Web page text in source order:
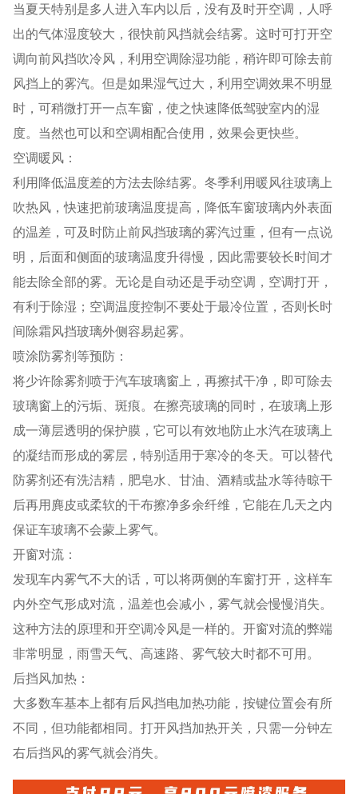
当夏天特别是多人进入车内以后，没有及时开空调，人呼
出的气体湿度较大，很快前风挡就会结雾。这时可打开空
调向前风挡吹冷风，利用空调除湿功能，稍许即可除去前
风挡上的雾汽。但是如果湿气过大，利用空调效果不明显
时，可稍微打开一点车窗，使之快速降低驾驶室内的湿
度。当然也可以和空调相配合使用，效果会更快些。
空调暖风：
利用降低温度差的方法去除结雾。冬季利用暖风往玻璃上
吹热风，快速把前玻璃温度提高，降低车窗玻璃内外表面
的温差，可及时防止前风挡玻璃的雾汽过重，但有一点说
明，后面和侧面的玻璃温度升得慢，因此需要较长时间才
能去除全部的雾。无论是自动还是手动空调，空调打开，
有利于除湿；空调温度控制不要处于最冷位置，否则长时
间除霜风挡玻璃外侧容易起雾。
喷涂防雾剂等预防：
将少许除雾剂喷于汽车玻璃窗上，再擦拭干净，即可除去
玻璃窗上的污垢、斑痕。在擦亮玻璃的同时，在玻璃上形
成一薄层透明的保护膜，它可以有效地防止水汽在玻璃上
的凝结而形成的雾层，特别适用于寒冷的冬天。可以替代
防雾剂还有洗洁精，肥皂水、甘油、酒精或盐水等待晾干
后再用麂皮或柔软的干布擦净多余纤维，它能在几天之内
保证车玻璃不会蒙上雾气。
开窗对流：
发现车内雾气不大的话，可以将两侧的车窗打开，这样车
内外空气形成对流，温差也会减小，雾气就会慢慢消失。
这种方法的原理和开空调冷风是一样的。开窗对流的弊端
非常明显，雨雪天气、高速路、雾气较大时都不可用。
后挡风加热：
大多数车基本上都有后风挡电加热功能，按键位置会有所
不同，但功能都相同。打开风挡加热开关，只需一分钟左
右后挡风的雾气就会消失。